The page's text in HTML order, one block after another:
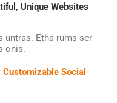
Unique Websites
untras. Etha rums ser
onis.
Social